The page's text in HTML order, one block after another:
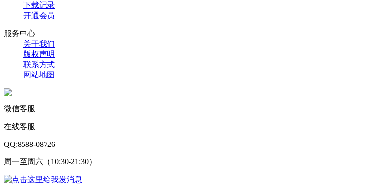
下载记录
开通会员
服务中心
关于我们
版权声明
联系方式
网站地图
微信客服
在线客服
QQ:8588-08726
周一至周六（10:30-21:30）